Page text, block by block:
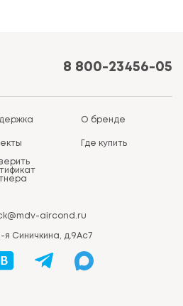
8 800-23456-05
О бренде
Где купить
aircond.ru
я Синичкина, д.9Ас7